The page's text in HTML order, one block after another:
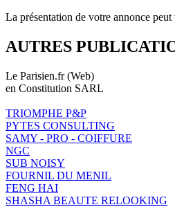
La présentation de votre annonce
AUTRES
Le Parisien.fr (Web)
en Constitution SARL
TRIOMPHE P&P
PYTES CONSULTING
SAMY - PRO - COIFFURE
NGC
SUB NOISY
FOURNIL DU MENIL
FENG HAI
SHASHA BEAUTE RELOOKING